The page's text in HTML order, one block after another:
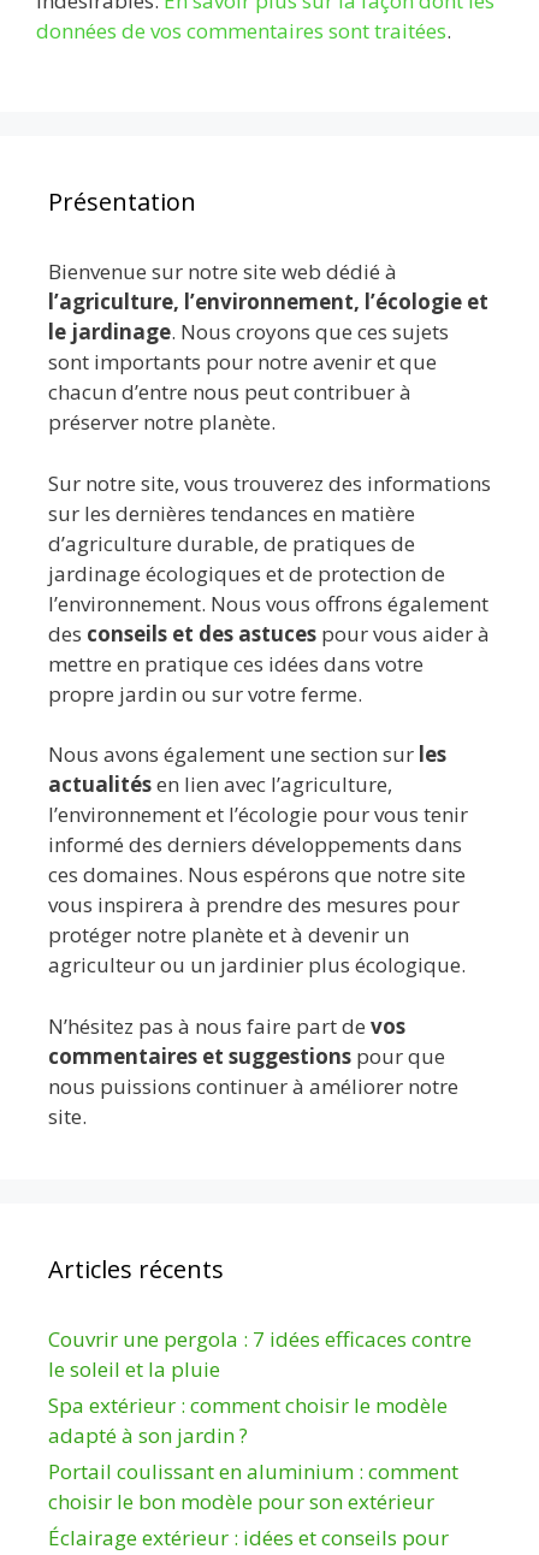
données de vos commentaires sont traitées.
Présentation
Bienvenue sur notre site web dédié à
l’agriculture, l’environnement, l’écologie et
le jardinage. Nous croyons que ces sujets
sont importants pour notre avenir et que
chacun d’entre nous peut contribuer à
préserver notre planète.
Sur notre site, vous trouverez des informations
sur les dernières tendances en matière
d’agriculture durable, de pratiques de
jardinage écologiques et de protection de
l’environnement. Nous vous offrons également
des conseils et des astuces pour vous aider à
mettre en pratique ces idées dans votre
propre jardin ou sur votre ferme.
Nous avons également une section sur les
actualitésen lien avec l’agriculture,
l’environnement et l’écologie pour vous tenir
informé des derniers développements dans
ces domaines. Nous espérons que notre site
vous inspirera à prendre des mesures pour
protéger notre planète et à devenir un
agriculteur ou un jardinier plus écologique.
N’hésitez pas à nous faire part de vos
commentaires et suggestions pour que
nous puissions continuer à améliorer notre
site.
Articles récents
Couvrir une pergola : 7 idées efficaces contre
le soleil et la pluie
Spa extérieur : comment choisir le modèle
adapté à son jardin ?
Portail coulissant en aluminium : comment
choisir le bon modèle pour son extérieur
Éclairage extérieur : idées et conseils pour